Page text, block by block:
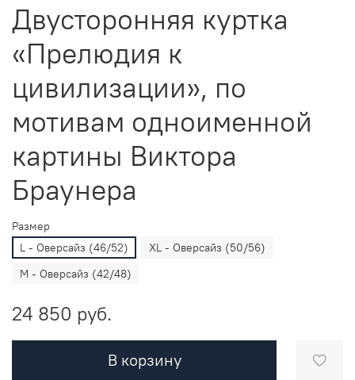
Двусторонняя куртка
«Прелюдия к
цивилизации», по
мотивам одноименной
картины Виктора
Браунера
Размер
L - Оверсайз (46/52)
XL - Оверсайз (50/56)
M - Оверсайз (42/48)
24 850 руб.
В корзину